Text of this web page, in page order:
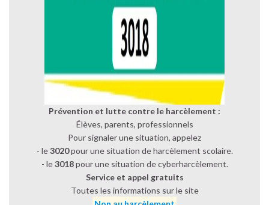
Prévention et lutte contre le harcèlement :
Élèves, parents, professionnels
Pour signaler une situation, appelez
- le3020pour une situation de harcèlement scolaire.
- le3018pour une situation de cyberharcèlement.
Service et appel gratuits
Toutes les informations sur le site